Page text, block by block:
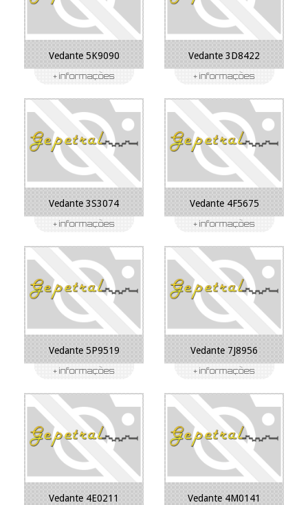
Vedante 5K9090 Vedante 3D8422
Vedante 3S3074 Vedante 4F5675
Vedante 5P9519 Vedante 7J8956
Vedante 4E0211 Vedante 4M0141